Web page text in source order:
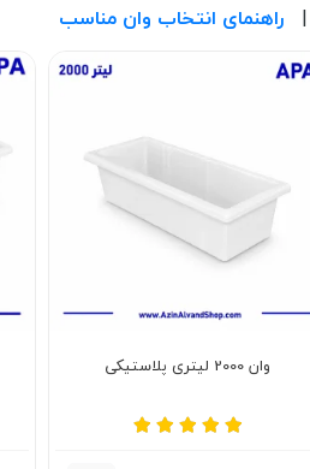
| راهنمای انتخاب وان مناسب
وان 2000 لیتری پلاستیکی